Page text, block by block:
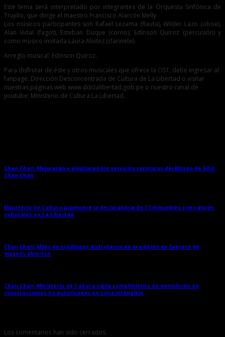
Este tema será interpretado por integrantes de la Orquesta Sinfónica de
Trujillo, que dirige el maestro Francisco Alarcón Melly.
Los músicos participantes son Rafael Lezama (flauta), Wilder Lazo (oboe),
Alan Vidal (fagot), Esteban Duque (corno), Edinson Quiroz (percusión) y
como músico invitada Laura Alvitez (clarinete).
Arreglo musical: Edinson Quiroz.
Para disfrutar de éste y otros musicales que ofrece la OST, debe ingresar al
fanpage: Dirección Desconcentrada de Cultura de La Libertad o visitar
nuestras páginas web www.ddclalibertad.gob.pe o nuestro canal de
youtube: Ministerio de Cultura La Libertad.
Chan Chan: Mejorarán y ampliarán los servicios turísticos del Museo de Sitio
Chan Chan
Ministerio de Cultura promueve la declaratoria de 17 inmuebles con valores
culturales en La Libertad
Chan Chan: Miles de trujillanos disfrutaron de la edición de febrero de
museos abiertos
Chan Chan: Ministerio de Cultura vigila cumplimiento de demolición de
construcciones no autorizadas en zona intangible
Los comentarios han sido cerrados.